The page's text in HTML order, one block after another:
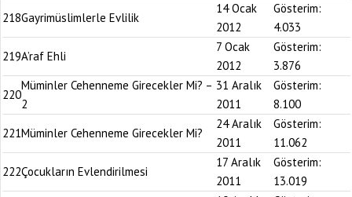
218Gayrimüslimlerle Evlilik
14 Ocak
2012
Gösterim:
4.033
219A’raf Ehli
7 Ocak
2012
Gösterim:
3.876
220
Müminler Cehenneme Girecekler Mi? –
2
31 Aralık
2011
Gösterim:
8.100
221Müminler Cehenneme Girecekler Mi?
24 Aralık
2011
Gösterim:
11.062
222Çocukların Evlendirilmesi
17 Aralık
2011
Gösterim:
13.019